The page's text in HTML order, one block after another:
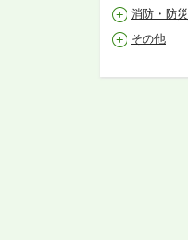
消防・防災
その他